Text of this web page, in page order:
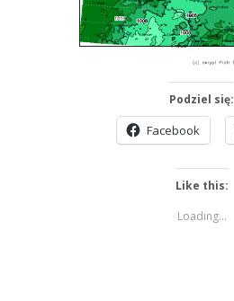
Podziel się:
Facebook
Like this:
Loading...